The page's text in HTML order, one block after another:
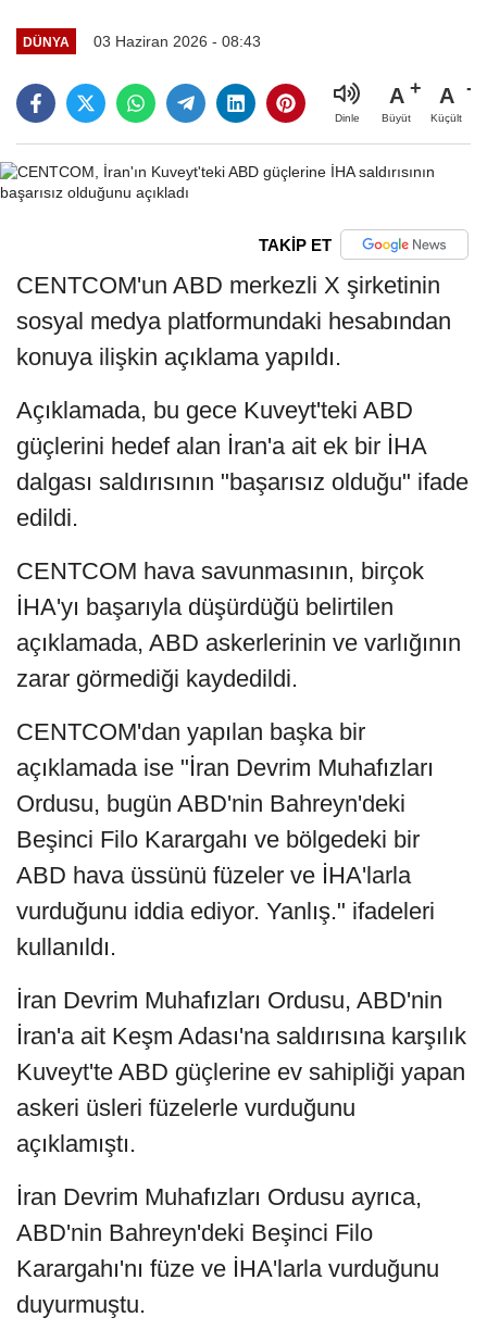
DÜNYA 03 Haziran 2026 - 08:43
Dinle
A
Büyüt
A
Küçült
TAKİP ET
CENTCOM'un ABD merkezli X şirketinin
sosyal medya platformundaki hesabından
konuya ilişkin açıklama yapıldı.
Açıklamada, bu gece Kuveyt'teki ABD
güçlerini hedef alan İran'a ait ek bir İHA
dalgası saldırısının "başarısız olduğu" ifade
edildi.
CENTCOM hava savunmasının, birçok
İHA'yı başarıyla düşürdüğü belirtilen
açıklamada, ABD askerlerinin ve varlığının
zarar görmediği kaydedildi.
CENTCOM'dan yapılan başka bir
açıklamada ise "İran Devrim Muhafızları
Ordusu, bugün ABD'nin Bahreyn'deki
Beşinci Filo Karargahı ve bölgedeki bir
ABD hava üssünü füzeler ve İHA'larla
vurduğunu iddia ediyor. Yanlış." ifadeleri
kullanıldı.
İran Devrim Muhafızları Ordusu, ABD'nin
İran'a ait Keşm Adası'na saldırısına karşılık
Kuveyt'te ABD güçlerine ev sahipliği yapan
askeri üsleri füzelerle vurduğunu
açıklamıştı.
İran Devrim Muhafızları Ordusu ayrıca,
ABD'nin Bahreyn'deki Beşinci Filo
Karargahı'nı füze ve İHA'larla vurduğunu
duyurmuştu.